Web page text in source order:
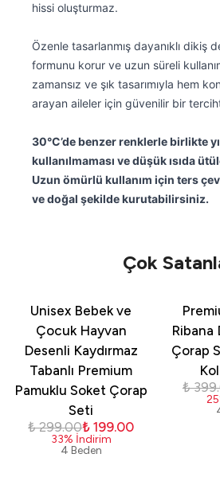
hissi oluşturmaz.
Özenle tasarlanmış dayanıklı dikiş
formunu korur ve uzun süreli
zamansız ve şık tasarımıyla hem
arayan aileler için güvenilir bir
30°C’de benzer renklerle birlikte
kullanılmaması ve düşük ısıda
Uzun ömürlü kullanım için ters
ve doğal şekilde kurutabilirsiniz.
Çok
Unisex Bebek ve
Çocuk Hayvan
Desenli Kaydırmaz
Tabanlı Premium
Pamuklu Soket Çorap
Seti
₺ 299.00₺ 199.00
33% İndirim
4 Beden
Ribana
Çorap
₺
25